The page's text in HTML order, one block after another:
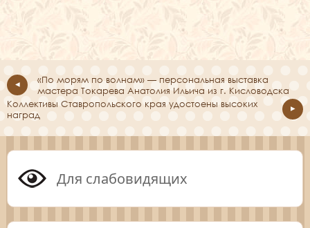
«По морям по волнам» — персональная выставка
мастера Токарева Анатолия Ильича из г. Кисловодска
Коллективы Ставропольского края удостоены высоких
наград
Для слабовидящих